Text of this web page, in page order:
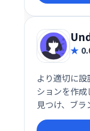
より適切に
ションを作
見つけ、ブ
ズし、通常